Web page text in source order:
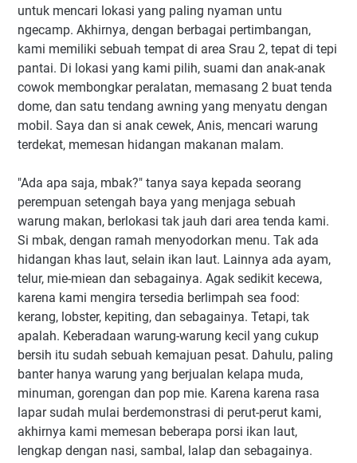
untuk mencari lokasi yang paling nyaman untu
ngecamp. Akhirnya, dengan berbagai pertimbangan,
kami memiliki sebuah tempat di area Srau 2, tepat di tepi
pantai. Di lokasi yang kami pilih, suami dan anak-anak
cowok membongkar peralatan, memasang 2 buat tenda
dome, dan satu tendang awning yang menyatu dengan
mobil. Saya dan si anak cewek, Anis, mencari warung
terdekat, memesan hidangan makanan malam.
"Ada apa saja, mbak?" tanya saya kepada seorang
perempuan setengah baya yang menjaga sebuah
warung makan, berlokasi tak jauh dari area tenda kami.
Si mbak, dengan ramah menyodorkan menu. Tak ada
hidangan khas laut, selain ikan laut. Lainnya ada ayam,
telur, mie-miean dan sebagainya. Agak sedikit kecewa,
karena kami mengira tersedia berlimpah sea food:
kerang, lobster, kepiting, dan sebagainya. Tetapi, tak
apalah. Keberadaan warung-warung kecil yang cukup
bersih itu sudah sebuah kemajuan pesat. Dahulu, paling
banter hanya warung yang berjualan kelapa muda,
minuman, gorengan dan pop mie. Karena karena rasa
lapar sudah mulai berdemonstrasi di perut-perut kami,
akhirnya kami memesan beberapa porsi ikan laut,
lengkap dengan nasi, sambal, lalap dan sebagainya.